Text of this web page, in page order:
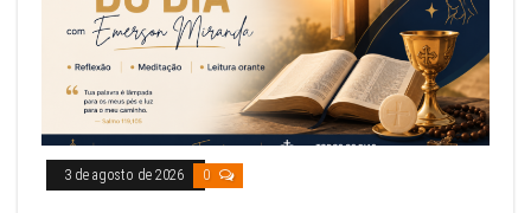
3 de agosto de 2026 0